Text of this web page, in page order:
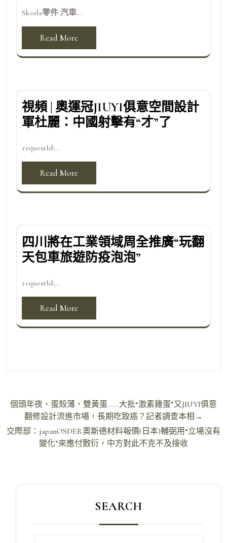
Skoda零件 汽車...
Read More
視頻 | 奧運冠JIUYI俱意空間設計
軍杜麗：中國射擊有“才”了
requestId:...
Read More
四川將在工業領域周全推廣“玩翻
天包車旅遊防疫泡泡”
requestId:...
Read More
文
導
個頭年夜、蛋殼薄、雙黃蛋……大批“激素雞蛋”又JIUYI俱意
翻修設計流進市場，長期吃致癌？記者調查本相→
交際部：japanOSDER奧斯德材料報價(日本)輔弼用“立場沒有
變化”來應付敷衍，中方對此不克不及接收
SEARCH